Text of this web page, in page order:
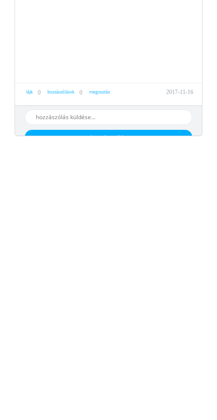
lájk 0 hozzászólások 0 megosztás 2017-11-16